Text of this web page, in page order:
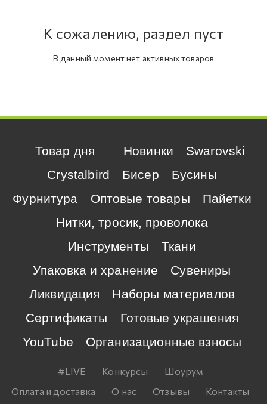
К сожалению, раздел пуст
В данный момент нет активных товаров
Товар дня Новинки
Swarovski
Crystalbird
Бисер
Бусины
Фурнитура
Оптовые товары
Пайетки
Нитки, тросик, проволока
Инструменты
Ткани
Упаковка и хранение
Сувениры
Ликвидация
Наборы материалов
Сертификаты
Готовые украшения
YouTube
Организационные взносы
#LIVE Конкурсы
Шоурум
Оплата и доставка
О нас Отзывы
Контакты